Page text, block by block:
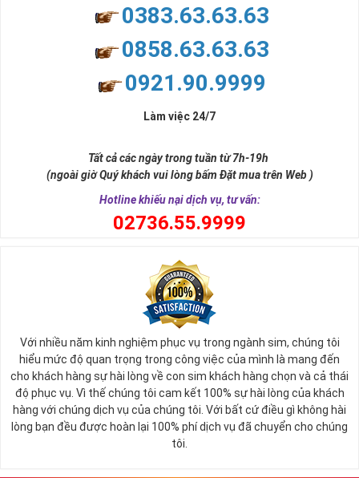
nhiều thành công, thăng tiến hơn.
và tính hai mặt. Số 2 thúc giục chúng ta lựa chọn, dựa vào những
đời, nơi bạn phải đưa ra những quyết định quan trọng.
Ý nghĩa sim tứ quý 2
Theo quan niệm phong thủy
Số 2 tượng trưng cho sự cân bằng, hài hòa của âm dương và đất
trời. Sự cân bằng này giúp cho mọi việc đều thuận lợi và mang lại
nhiều may mắn trong cuộc sống và kinh doanh.
Số 2 còn biểu trưng cho lòng tốt, sự ổn định và tính hai mặt của
mọi vấn đề. Số 2 giúp cho họ có được sự lựa chọn, để đưa ra
những hướng giải quyết đúng đắn nhắt.
0383.63.63.63
0858.63.63.63
0921.90.9999
Làm việc 24/7
Tất cả các ngày trong tuần từ 7h-19h
(ngoài giờ Quý khách vui lòng bấm Đặt mua trên Web )
Hotline khiếu nại dịch vụ, tư vấn:
02736.55.9999
Với nhiều năm kinh nghiệm phục vụ trong ngành sim, chúng tôi
hiểu mức độ quan trọng trong công việc của mình là mang đến
cho khách hàng sự hài lòng về con sim khách hàng chọn và cả thái
độ phục vụ. Vì thế chúng tôi cam kết 100% sự hài lòng của khách
hàng với chúng dịch vụ của chúng tôi. Với bất cứ điều gì không hài
lòng bạn đều được hoàn lại 100% phí dịch vụ đã chuyển cho chúng
tôi.